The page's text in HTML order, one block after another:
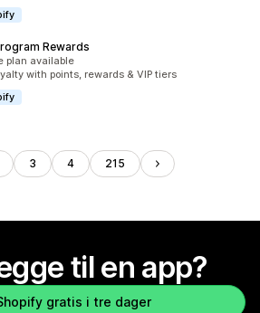
Rewards
plan available
with points, rewards & VIP tiers
3 4 215
til en app?
gratis i tre dager